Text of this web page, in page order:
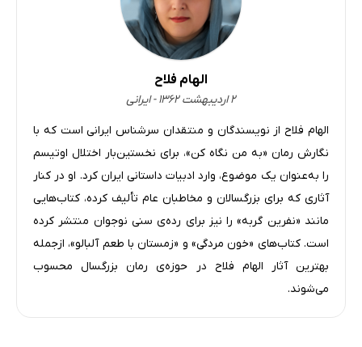
الهام فلاح
۲ اردیبهشت ۱۳۶۲ - ایرانی
الهام فلاح از نویسندگان و منتقدان سرشناس ایرانی است که با
نگارش رمان «به من نگاه کن»، برای نخستین‌بار اختلال اوتیسم
را به‌عنوان یک موضوع، وارد ادبیات داستانی ایران کرد. او در کنار
آثاری که برای بزرگسالان و مخاطبان عام تألیف کرده، کتاب‌هایی
مانند «نفرین گربه» را نیز برای رده‌ی سنی نوجوان منتشر کرده
است. کتاب‌های «خون مردگی» و «زمستان با طعم آلبالو»، ازجمله
بهترین آثار الهام فلاح در حوزه‌ی رمان بزرگسال محسوب
می‌شوند.